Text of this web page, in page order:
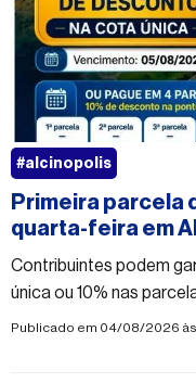
Primeira parcela
quarta-feira em
Contribuintes podem
única ou 10% nas
Publicado em 04/08/2026 às
#alcinopolis